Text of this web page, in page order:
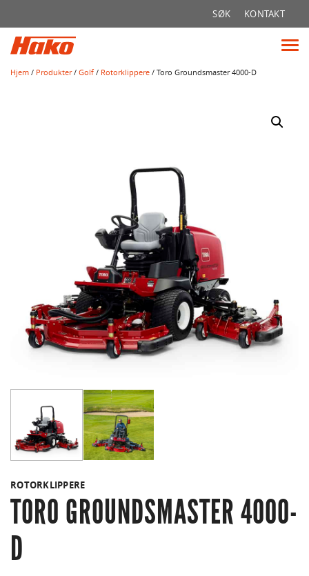
SØK KONTAKT
Hjem / Produkter/ Golf / Rotorklippere / Toro Groundsmaster 4000-D
ROTORKLIPPERE
TORO GROUNDSMASTER 4000-
D